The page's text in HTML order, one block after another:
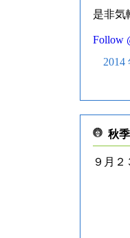
是非気
Follow
2014
秋
９月